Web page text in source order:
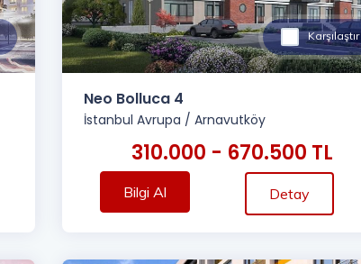
Karşılaştır
Neo Bolluca 4
İstanbul Avrupa / Arnavutköy
310.000 - 670.500 TL
Bilgi Al Detay